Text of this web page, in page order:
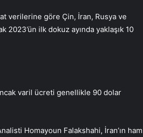
verilerine göre Çin, İran, Rusya ve
ilk dokuz ayında yaklaşık 10
varil ücreti genellikle 90 dolar
Homayoun Falakshahi, İran’ın ham